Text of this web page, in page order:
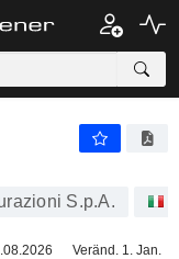
S.p.A.
Veränd. 1. Jan.